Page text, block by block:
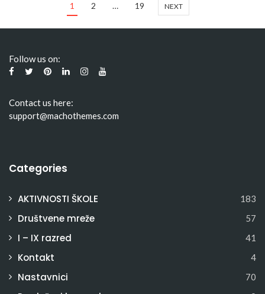
1 2 … 19 NEXT
Follow us on:
Contact us here:
support@machothemes.com
Categories
AKTIVNOSTI ŠKOLE 183
Društvene mreže 57
I – IX razred 41
Kontakt 4
Nastavnici 70